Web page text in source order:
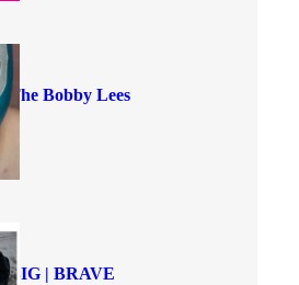
The Bobby Lees
BIG | BRAVE